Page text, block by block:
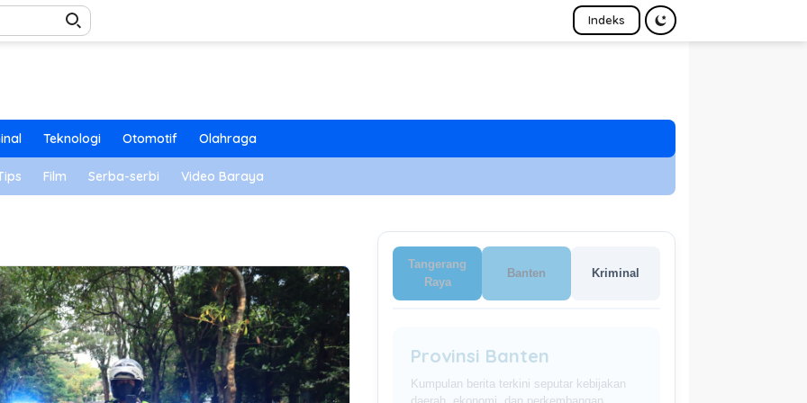
Indeks
Teknologi Otomotif Olahraga
Film Serba-serbi Video Baraya
Tangerang
Raya
Banten Kriminal
Provinsi Banten
Kumpulan berita terkini seputar kebijakan
daerah, ekonomi, dan perkembangan